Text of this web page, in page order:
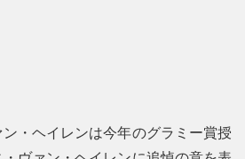
・ヘイレンは今年のグラミー賞授